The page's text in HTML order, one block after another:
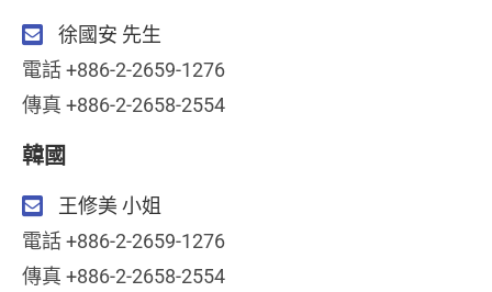
徐國安 先生
電話 +886-2-2659-1276
傳真 +886-2-2658-2554
韓國
王修美 小姐
電話 +886-2-2659-1276
傳真 +886-2-2658-2554